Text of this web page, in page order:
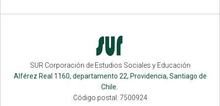
SUR Corporación de Estudios Sociales y Educación
Alférez Real 1160, departamento 22, Providencia, Santiago de
Chile.
Código postal: 7500924